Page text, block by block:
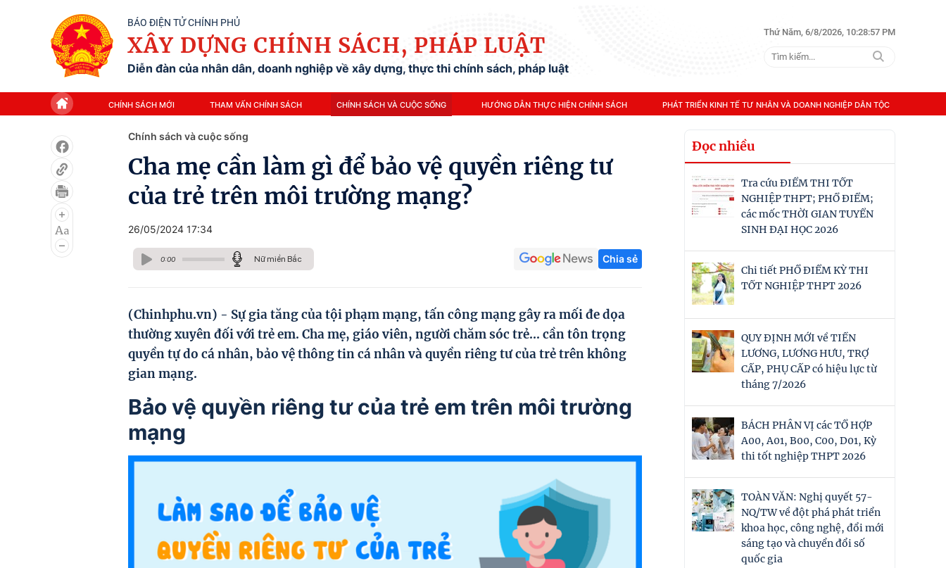
BÁO ĐIỆN TỬ CHÍNH PHỦ
XÂY DỰNG CHÍNH SÁCH, PHÁP LUẬT
Diễn đàn của nhân dân, doanh nghiệp về xây dựng, thực thi chính sách, pháp luật
Thứ Năm, 6/8/2026, 10:28:58 PM
CHÍNH SÁCH MỚI THAM VẤN CHÍNH SÁCH CHÍNH SÁCH VÀ CUỘC SỐNG HƯỚNG DẪN THỰC HIỆN CHÍNH SÁCH PHÁT TRIỂN KINH TẾ TƯ NHÂN VÀ DOANH NGHIỆP DÂN TỘC
Chính sách và cuộc sống
Cha mẹ cần làm gì để bảo vệ quyền riêng tư
của trẻ trên môi trường mạng?
26/05/2024 17:34
0:00 Nữ miền Bắc Chia sẻ
(Chinhphu.vn) - Sự gia tăng của tội phạm mạng, tấn công mạng gây ra mối đe dọa
thường xuyên đối với trẻ em. Cha mẹ, giáo viên, người chăm sóc trẻ... cần tôn trọng
quyền tự do cá nhân, bảo vệ thông tin cá nhân và quyền riêng tư của trẻ trên không
gian mạng.
Bảo vệ quyền riêng tư của trẻ em trên môi trường
mạng
Đọc nhiều
Tra cứu ĐIỂM THI TỐT
NGHIỆP THPT; PHỔ ĐIỂM;
các mốc THỜI GIAN TUYỂN
SINH ĐẠI HỌC 2026
Chi tiết PHỔ ĐIỂM KỲ THI
TỐT NGHIỆP THPT 2026
QUY ĐỊNH MỚI về TIỀN
LƯƠNG, LƯƠNG HƯU, TRỢ
CẤP, PHỤ CẤP có hiệu lực từ
tháng 7/2026
BÁCH PHÂN VỊ các TỔ HỢP
A00, A01, B00, C00, D01, Kỳ
thi tốt nghiệp THPT 2026
TOÀN VĂN: Nghị quyết 57-
NQ/TW về đột phá phát triển
khoa học, công nghệ, đổi mới
sáng tạo và chuyển đổi số
quốc gia